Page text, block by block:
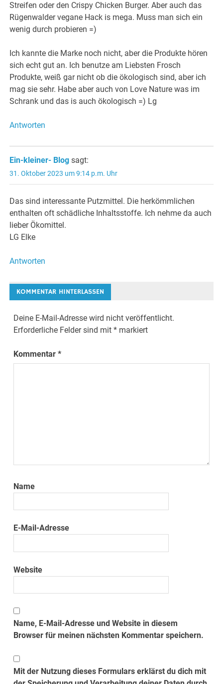
Streifen oder den Crispy Chicken Burger. Aber auch das
Rügenwalder vegane Hack is mega. Muss man sich ein
wenig durch probieren =)
Ich kannte die Marke noch nicht, aber die Produkte hören
sich echt gut an. Ich benutze am Liebsten Frosch
Produkte, weiß gar nicht ob die ökologisch sind, aber ich
mag sie sehr. Habe aber auch von Love Nature was im
Schrank und das is auch ökologisch =) Lg
Antworten
Ein-kleiner- Blog sagt:
31. Oktober 2023 um 9:14 p.m. Uhr
Das sind interessante Putzmittel. Die herkömmlichen
enthalten oft schädliche Inhaltsstoffe. Ich nehme da auch
lieber Ökomittel.
LG Elke
Antworten
KOMMENTAR HINTERLASSEN
Deine E-Mail-Adresse wird nicht veröffentlicht.
Erforderliche Felder sind mit* markiert
Kommentar*
Name
E-Mail-Adresse
Website
Name, E-Mail-Adresse und Website in diesem
Browser für meinen nächsten Kommentar speichern.
Mit der Nutzung dieses Formulars erklärst du dich mit